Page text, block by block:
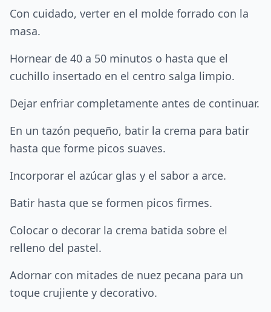
Con cuidado, verter en el molde forrado con la
masa.
Hornear de 40 a 50 minutos o hasta que el
cuchillo insertado en el centro salga limpio.
Dejar enfriar completamente antes de continuar.
En un tazón pequeño, batir la crema para batir
hasta que forme picos suaves.
Incorporar el azúcar glas y el sabor a arce.
Batir hasta que se formen picos firmes.
Colocar o decorar la crema batida sobre el
relleno del pastel.
Adornar con mitades de nuez pecana para un
toque crujiente y decorativo.